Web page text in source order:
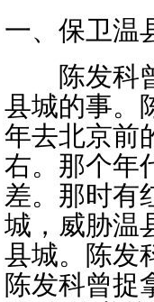
一、保卫温
陈发科曾
县城的事。
年去北京前
右。那个年
差。那时有
城，威胁温
县城。陈发
陈发科曾捉